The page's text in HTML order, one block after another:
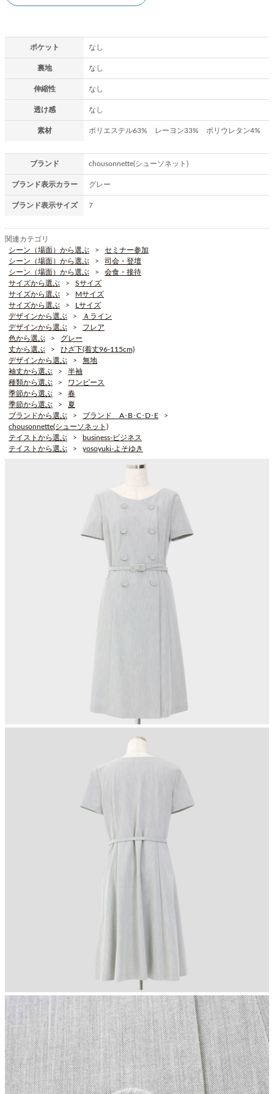
ポケット なし
裏地 なし
伸縮性 なし
透け感 なし
素材 ポリエステル63% レーヨン33% ポリウレタン4%
ブランド chousonnette(シューソネット)
ブランド表示カラー グレー
ブランド表示サイズ 7
関連カテゴリ
シーン（場面）から選ぶ
セミナー参加
シーン（場面）から選ぶ
司会・登壇
シーン（場面）から選ぶ
会食・接待
サイズから選ぶ
Sサイズ
サイズから選ぶ
Mサイズ
サイズから選ぶ
Lサイズ
デザインから選ぶ
Ａライン
デザインから選ぶ
フレア
色から選ぶ
グレー
丈から選ぶ
ひざ下(着丈96-115cm)
デザインから選ぶ
無地
袖丈から選ぶ
半袖
種類から選ぶ
ワンピース
季節から選ぶ
春
季節から選ぶ
夏
ブランドから選ぶ
ブランド A･B･C･D･E
chousonnette(シューソネット)
テイストから選ぶ
business-ビジネス
テイストから選ぶ
yosoyuki-よそゆき